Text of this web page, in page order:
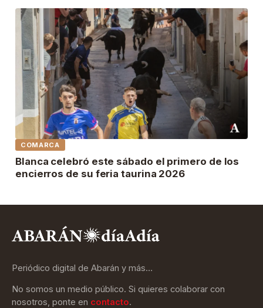
COMARCA
Blanca celebró este sábado el primero de los
encierros de su feria taurina 2026
Periódico digital de Abarán y más…
No somos un medio público. Si quieres colaborar con
nosotros, ponte en contacto.